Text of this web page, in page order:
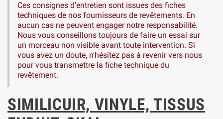
Ces consignes d'entretien sont issues des fiches
techniques de nos fournisseurs de revêtements. En
aucun cas ne peuvent engager notre responsabilité.
Nous vous conseillons toujours de faire un essai sur
un morceau non visible avant toute intervention. Si
vous avez un doute, n'hésitez pas à revenir vers nous
pour vous transmettre la fiche technique du
revêtement.
SIMILICUIR, VINYLE, TISSUS